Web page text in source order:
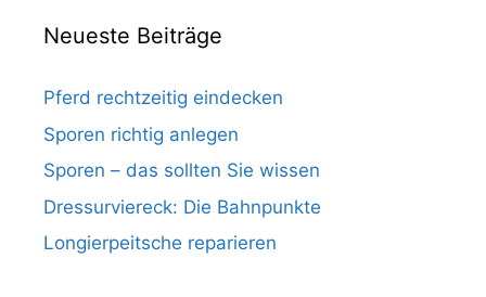
Neueste Beiträge
Pferd rechtzeitig eindecken
Sporen richtig anlegen
Sporen – das sollten Sie wissen
Dressurviereck: Die Bahnpunkte
Longierpeitsche reparieren